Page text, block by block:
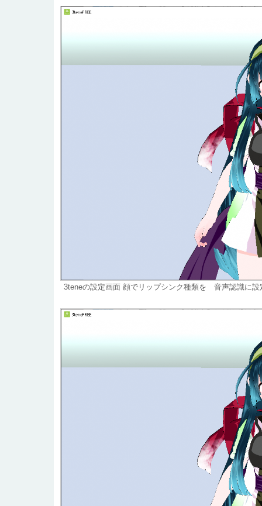
3teneの設定画面 顔でリップシンク種類を 音声認識に設